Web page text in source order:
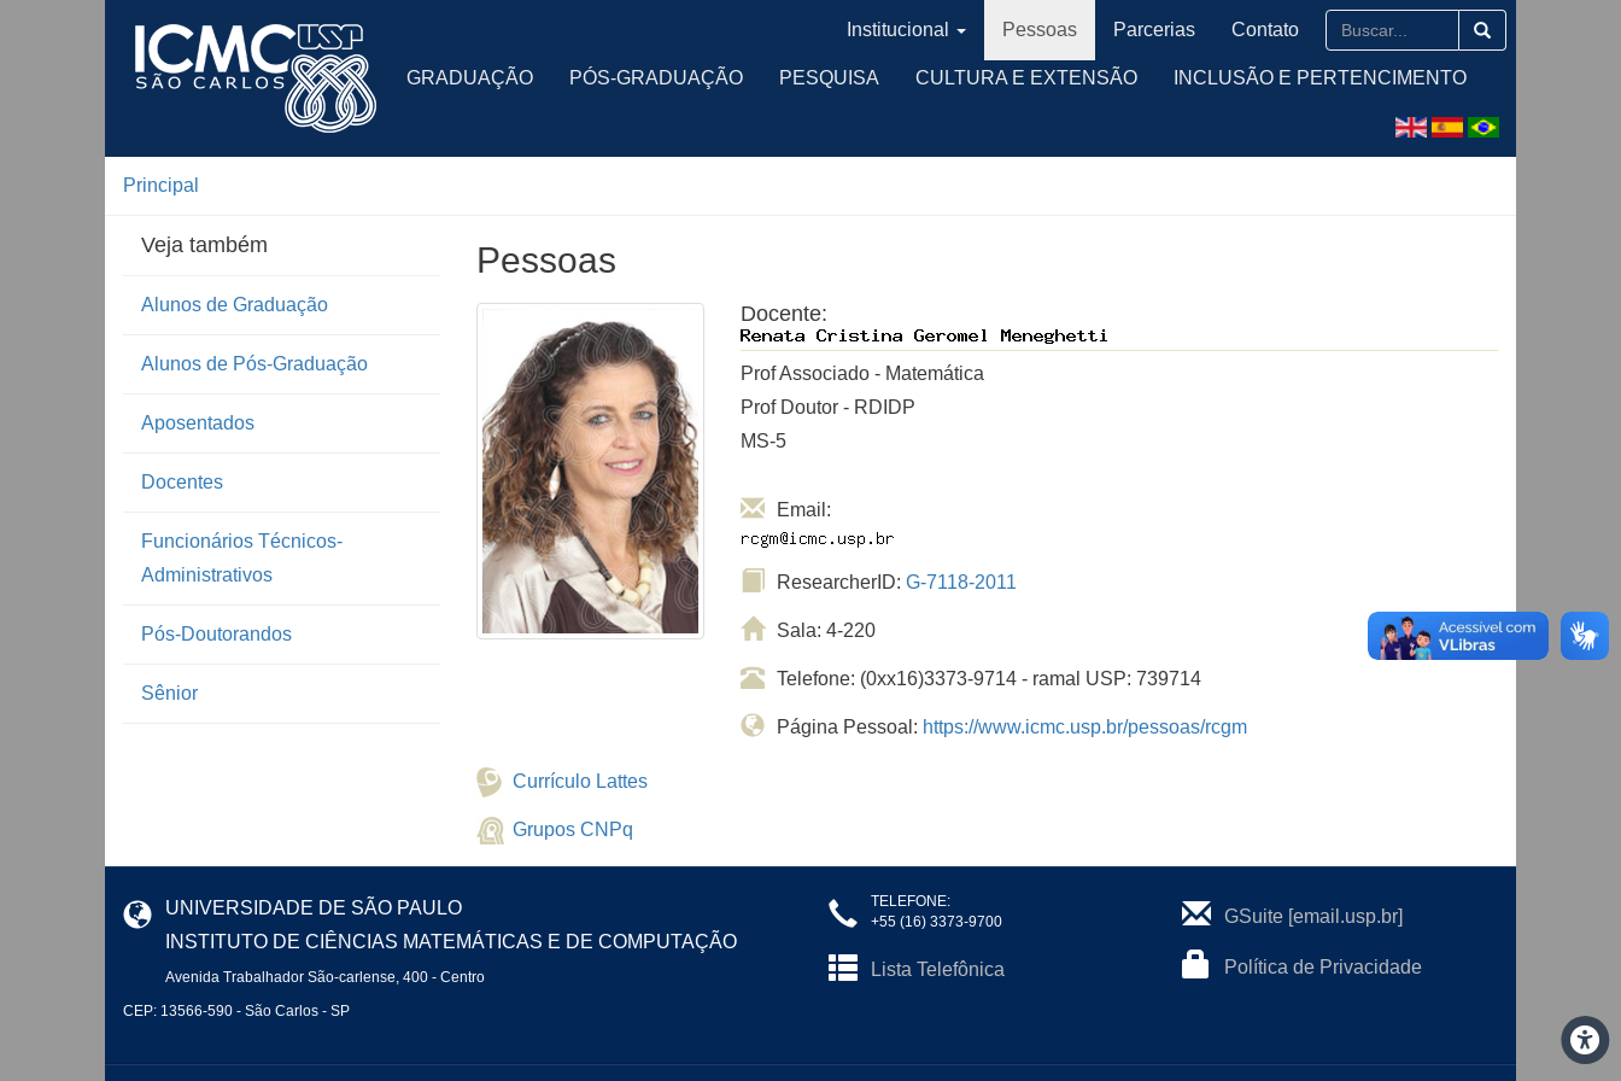
GRADUAÇÃO PÓS-GRADUAÇÃO PESQUISA CULTURA E EXTENSÃO INCLUSÃO E PERTENCIMENTO
Institucional Pessoas Parcerias Contato
Principal
Veja também
Alunos de Graduação
Alunos de Pós-Graduação
Aposentados
Docentes
Funcionários Técnicos-
Administrativos
Pós-Doutorandos
Sênior
Pessoas
Docente:
Prof Associado - Matemática
Prof Doutor - RDIDP
MS-5
Email:
ResearcherID: G-7118-2011
Sala: 4-220
Telefone: (0xx16)3373-9714 - ramal USP: 739714
Página Pessoal: https://www.icmc.usp.br/pessoas/rcgm
Currículo Lattes
Grupos CNPq
UNIVERSIDADE DE SÃO PAULO
INSTITUTO DE CIÊNCIAS MATEMÁTICAS E DE COMPUTAÇÃO
Avenida Trabalhador São-carlense, 400 - Centro
CEP: 13566-590 - São Carlos - SP
TELEFONE:
+55 (16) 3373-9700
Lista Telefônica
GSuite [email.usp.br]
Política de Privacidade